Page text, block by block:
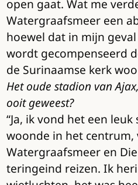
open gaat. Wat me
Watergraafsmeer een
hoewel dat in mijn
wordt gecompenseerd
de Surinaamse kerk
Het oude stadion van
ooit geweest?
“Ja, ik vond het een
woonde in het centrum,
Watergraafsmeer en
teringeind reizen. Ik